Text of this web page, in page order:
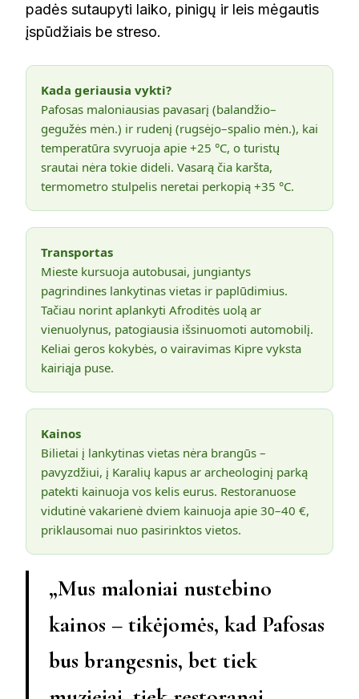
padės sutaupyti laiko, pinigų ir leis mėgautis
įspūdžiais be streso.
Kada geriausia vykti?
Pafosas maloniausias pavasarį (balandžio–
gegužės mėn.) ir rudenį (rugsėjo–spalio mėn.), kai
temperatūra svyruoja apie +25 °C, o turistų
srautai nėra tokie dideli. Vasarą čia karšta,
termometro stulpelis neretai perkopią +35 °C.
Transportas
Mieste kursuoja autobusai, jungiantys
pagrindines lankytinas vietas ir paplūdimius.
Tačiau norint aplankyti Afroditės uolą ar
vienuolynus, patogiausia išsinuomoti automobilį.
Keliai geros kokybės, o vairavimas Kipre vyksta
kairiąja puse.
Kainos
Bilietai į lankytinas vietas nėra brangūs –
pavyzdžiui, į Karalių kapus ar archeologinį parką
patekti kainuoja vos kelis eurus. Restoranuose
vidutinė vakarienė dviem kainuoja apie 30–40 €,
priklausomai nuo pasirinktos vietos.
„Mus maloniai nustebino
kainos – tikėjomės, kad Pafosas
bus brangesnis, bet tiek